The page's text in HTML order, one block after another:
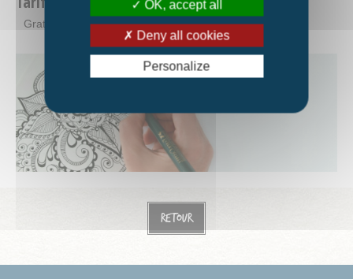
Gratuit - Avec adhésion.
Retour
OK, accept all
Deny all cookies
Personalize